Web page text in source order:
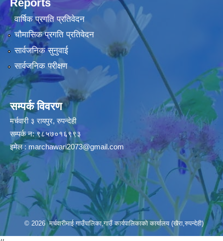
Reports
वार्षिक प्रगति प्रतिवेदन
चौमासिक प्रगति प्रतिवेदन
सार्वजनिक सुनुवाई
सार्वजनिक परीक्षण
सम्पर्क विवरण
मर्चवारी ३ रायपुर, रुपन्देही
सम्पर्क न: ९८५७०१६९९३
इमेल : marchawari2073@gmail.com
© 2026 मर्चवारीमाई गाउँपालिका,गाउँ कार्यपालिकाको कार्यालय (खैरा,रुपन्देही)